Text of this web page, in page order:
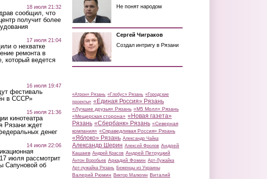
18 июля 21:32
сообщил, что
получит более
17 июля 21:04
о нехватке
ремонта в
который ведется
16 июля 19:47
фестиваль
в СССР»
15 июля 21:36
кинотеатра
Рязани ждет
денег
14 июля 22:06
июля рассмотрит
Сапуновой об
Не понят народом
Сергей Чиграков
Создал интригу в Рязани
«Атрон» Рязань «Глобус» Рязань «Городские
проекты» «Единая Россия» Рязань
«Лучшие друзья» Рязань «М5 Молл» Рязань
«Мещерская сторона» «Новая газета»
Рязань «Сбербанк» Рязань «Северная
компания» «Справедливая Россия» Рязань
«Яблоко» Рязань Александр Чайка
Александр Шерин Алексей Фролов Андрей
Кашаев Андрей Красов Андрей Петруцкий
Антон Воробьев Аркадий Фомин Арт-Лужайка
Арт-лужайка Рязань Беженцы из Украины
Валерий Рюмин Виктор Малюгин Виталий